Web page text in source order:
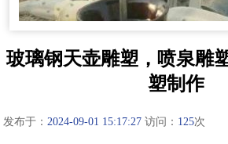
玻璃钢天壶雕塑，喷泉雕
塑制作
发布于：2024-09-01 15:17:27 访问： 125次